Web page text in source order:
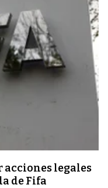
acciones legales
de Fifa